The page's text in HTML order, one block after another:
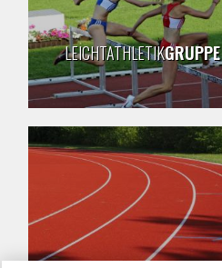
LEICHTATHLETIKGRUPPE